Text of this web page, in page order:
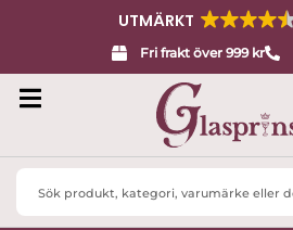
UTMÄRKT
Fri frakt över 999 kr
Search